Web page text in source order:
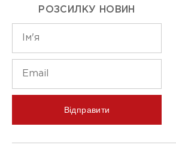
РОЗСИЛКУ НОВИН
Відправити